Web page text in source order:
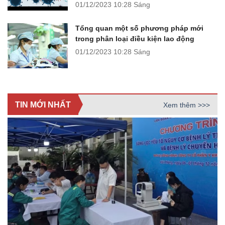
01/12/2023 10:28 Sáng
Tổng quan một số phương pháp mới
trong phân loại điều kiện lao động
01/12/2023 10:28 Sáng
TIN MỚI NHẤT Xem thêm >>>